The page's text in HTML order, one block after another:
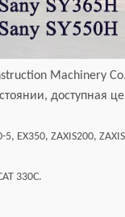
Machinery
доступная
EX350, ZAXIS200,
330C.